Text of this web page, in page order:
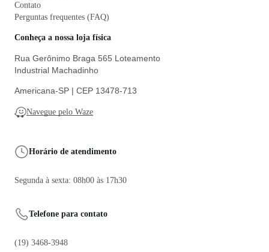
Contato
Perguntas frequentes (FAQ)
Conheça a nossa loja física
Rua Gerônimo Braga 565 Loteamento
Industrial Machadinho
Americana-SP | CEP 13478-713
Navegue pelo Waze
Horário de atendimento
Segunda à sexta: 08h00 às 17h30
Telefone para contato
(19) 3468-3948